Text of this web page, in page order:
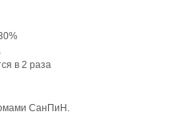
в 2 раза
СанПиН.